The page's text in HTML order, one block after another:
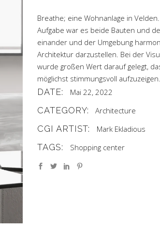
Breathe; eine Wohnanlage in
Aufgabe war es beide Bauten und
einander und der Umgebung
Architektur darzustellen. Bei der
wurde großen Wert darauf gelegt,
möglichst stimmungsvoll aufzuzeigen.
DATE: Mai 22, 2022
CATEGORY: Architecture
CGI ARTIST: Mark Ekladious
TAGS: Shopping center